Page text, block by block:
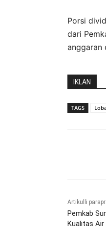
Porsi
dari
anggaran
IKLAN
TAGS
Artikulli
Pemkab
Kualitas Air